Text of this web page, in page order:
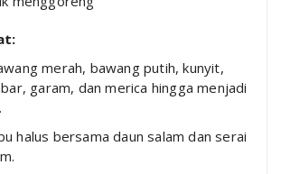
merah, bawang putih, kunyit,
garam, dan merica hingga menjadi
halus bersama daun salam dan serai